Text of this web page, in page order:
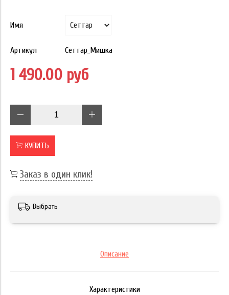
Имя
Артикул Сеттар_Мишка
1 490.00 руб
КУПИТЬ
Заказ в один клик!
Выбрать
Описание
Характеристики